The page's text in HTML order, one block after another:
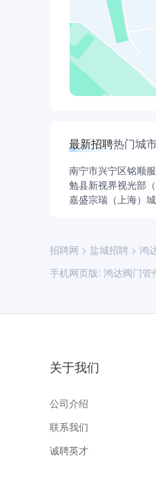
最新招聘热门城
南宁市兴宁区铭顺
勉县新视界视光部（
嘉盛宗瑞（上海）
招聘网 > 盐城招聘 > 鸿
手机网页版: 鸿达阀门管
关于我们
公司介绍
联系我们
诚聘英才